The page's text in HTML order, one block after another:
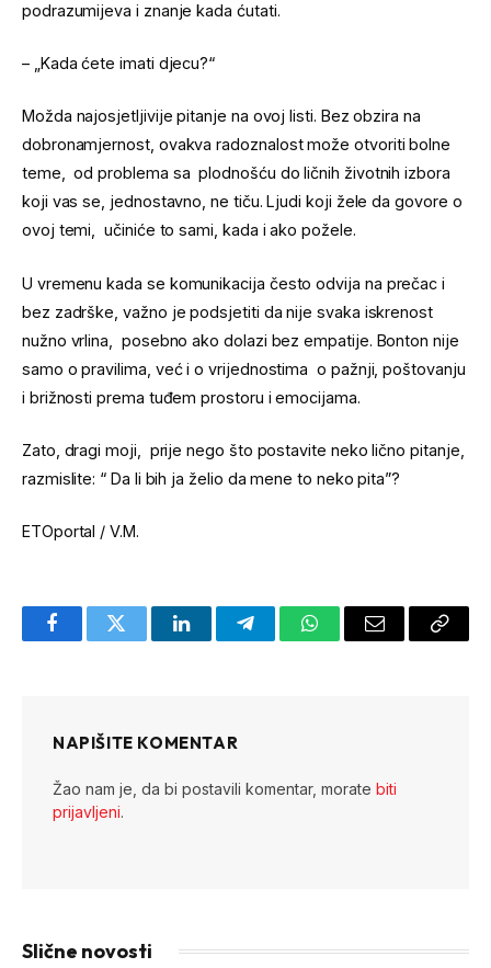
podrazumijeva i znanje kada ćutati.
– „Kada ćete imati djecu?“
Možda najosjetljivije pitanje na ovoj listi. Bez obzira na
dobronamjernost, ovakva radoznalost može otvoriti bolne
teme, od problema sa plodnošću do ličnih životnih izbora
koji vas se, jednostavno, ne tiču. Ljudi koji žele da govore o
ovoj temi, učiniće to sami, kada i ako požele.
U vremenu kada se komunikacija često odvija na prečac i
bez zadrške, važno je podsjetiti da nije svaka iskrenost
nužno vrlina, posebno ako dolazi bez empatije. Bonton nije
samo o pravilima, već i o vrijednostima o pažnji, poštovanju
i brižnosti prema tuđem prostoru i emocijama.
Zato, dragi moji, prije nego što postavite neko lično pitanje,
razmislite: “ Da li bih ja želio da mene to neko pita”?
ETOportal / V.M.
FacebookTwitter LinkedInTelegramWhatsAppEmail
Copy
NAPIŠITE KOMENTAR
Žao nam je, da bi postavili komentar, morate biti
prijavljeni.
Slične novosti